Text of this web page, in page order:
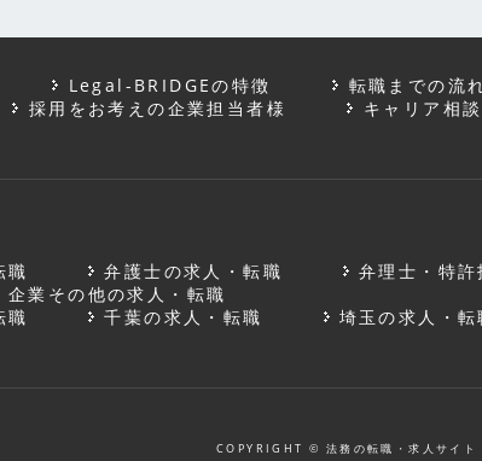
Legal-BRIDGEの特徴
転職までの流
採用をお考えの企業担当者様
キャリア相
職 弁護士の求人・転職
弁理士・特
企業その他の求人・転職
職 千葉の求人・転職
埼玉の求人・転
COPYRIGHT © 法務の転職・求人サイ